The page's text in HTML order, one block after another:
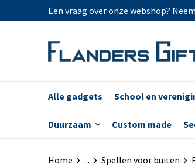
Een vraag over onze webshop?
Alle gadgets School en
Duurzaam Custom made
Home ... Spellen voor buiten